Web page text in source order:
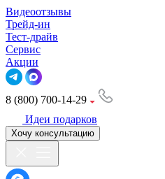
Видеоотзывы
Трейд-ин
Тест-драйв
Сервис
Акции
8 (800) 700-14-29
Идеи подарков
Хочу консультацию